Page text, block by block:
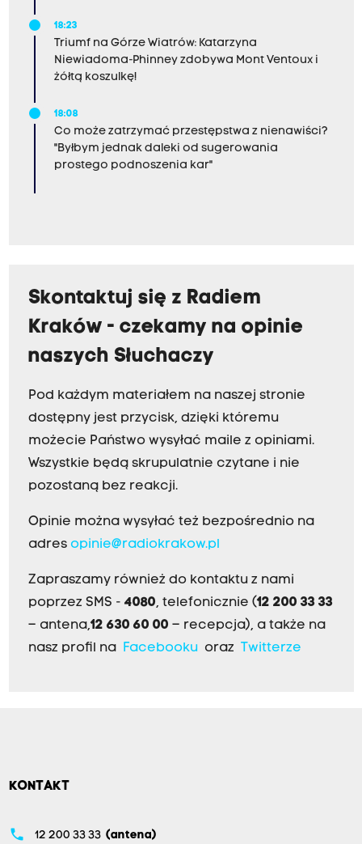
18:23
Triumf na Górze Wiatrów: Katarzyna
Niewiadoma-Phinney zdobywa Mont Ventoux i
żółtą koszulkę!
18:08
Co może zatrzymać przestępstwa z nienawiści?
"Byłbym jednak daleki od sugerowania
prostego podnoszenia kar"
Skontaktuj się z Radiem
Kraków - czekamy na opinie
naszych Słuchaczy
Pod każdym materiałem na naszej stronie
dostępny jest przycisk, dzięki któremu
możecie Państwo wysyłać maile z opiniami.
Wszystkie będą skrupulatnie czytane i nie
pozostaną bez reakcji.
Opinie można wysyłać też bezpośrednio na
adres opinie@radiokrakow.pl
Zapraszamy również do kontaktu z nami
poprzez SMS - 4080, telefonicznie (12 200 33 33
– antena,12 630 60 00 – recepcja), a także na
nasz profil na
Facebookuoraz Twitterze
KONTAKT
phone 12 200 33 33 (antena)